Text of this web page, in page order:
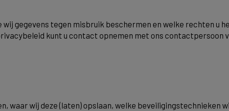
wij gegevens tegen misbruik beschermen en welke rechten u
kunt u contact opnemen met ons contactpersoon
waar wij deze (laten) opslaan, welke beveiligingstechnieken